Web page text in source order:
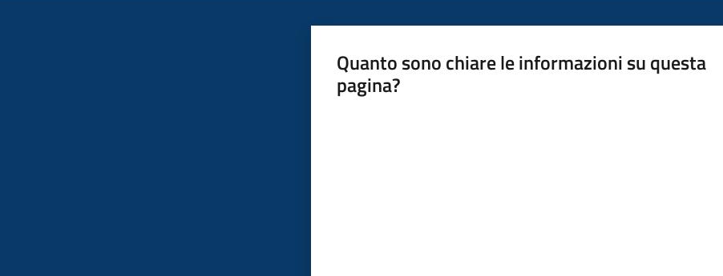
Quanto sono chiare le informazioni su questa
pagina?